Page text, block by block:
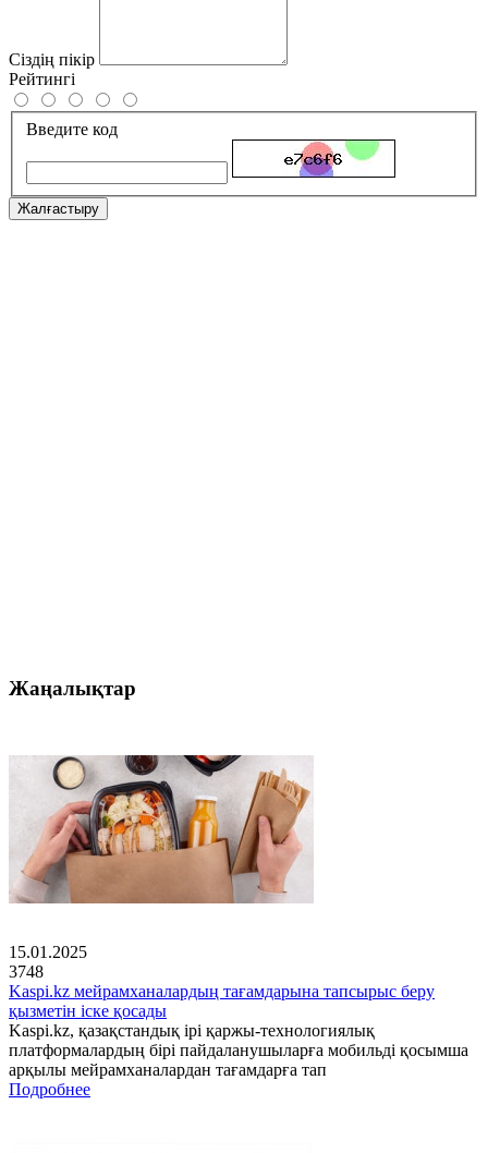
Сіздің пікір
Рейтингі
Введите код
Жалғастыру
Жаңалықтар
15.01.2025
3748
Kaspi.kz мейрамханалардың тағамдарына тапсырыс беру
қызметін іске қосады
Kaspi.kz, қазақстандық ірі қаржы-технологиялық
платформалардың бірі пайдаланушыларға мобильді қосымша
арқылы мейрамханалардан тағамдарға тап
Подробнее